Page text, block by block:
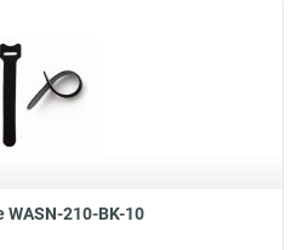
WASN-210-BK-10